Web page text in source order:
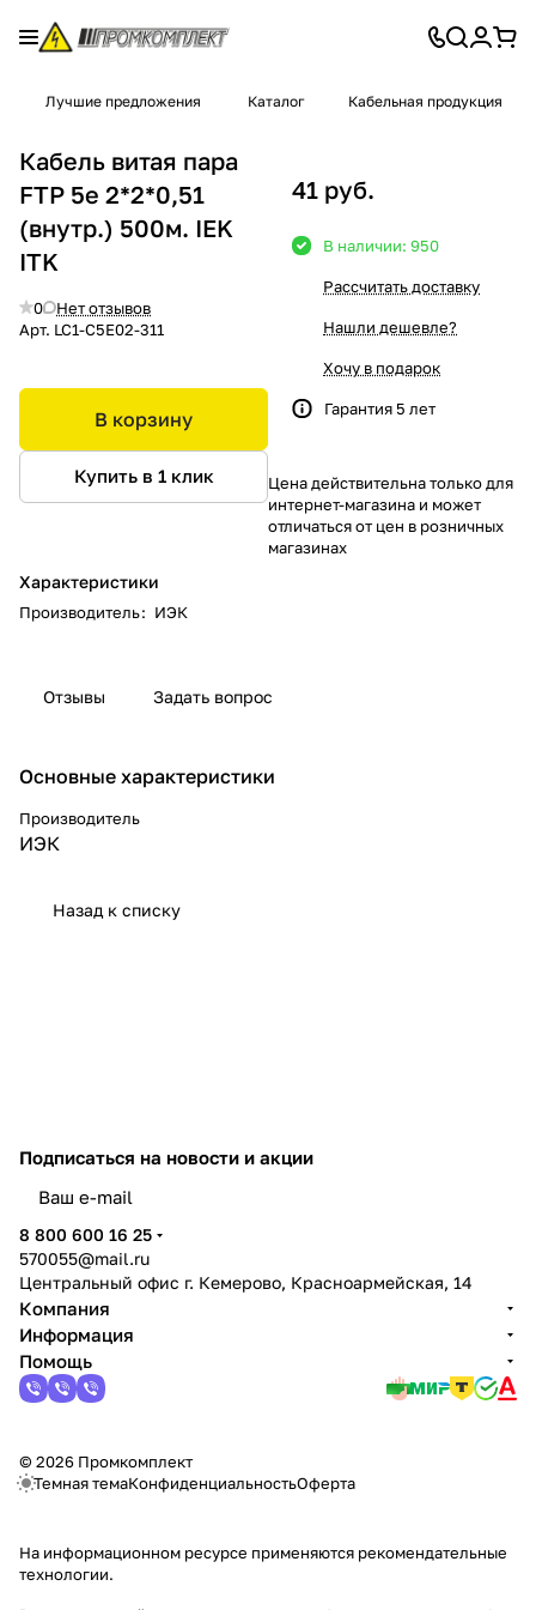
Лучшие предложения Каталог Кабельная продукция
Кабель витая пара
FTP 5e 2*2*0,51
(внутр.) 500м. IEK
ITK
0
Нет отзывов
Арт. LC1-C5E02-311
В корзину
Купить в 1 клик
Характеристики
Производитель: ИЭК
41 руб.
В наличии: 950
Рассчитать доставку
Нашли дешевле?
Хочу в подарок
Гарантия 5 лет
Цена действительна только для
интернет-магазина и может
отличаться от цен в розничных
магазинах
Отзывы Задать вопрос
Основные характеристики
Производитель
ИЭК
Назад к списку
Подписаться на новости и акции
8 800 600 16 25
570055@mail.ru
Центральный офис г. Кемерово, Красноармейская, 14
Компания
Информация
Помощь
© 2026 Промкомплект
Темная темаКонфиденциальностьОферта
На информационном ресурсе применяются рекомендательные
технологии.